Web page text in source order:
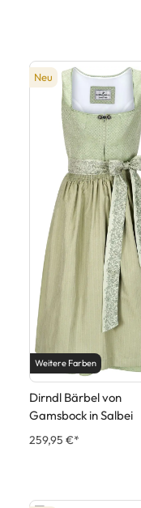
Neu
Weitere Farben
Dirndl Bärbel von
Gamsbock in Salbei
259,95 €*